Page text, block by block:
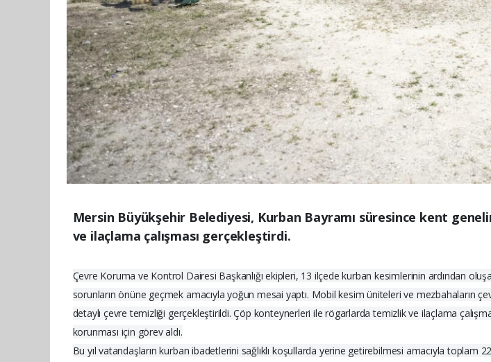
Mersin Büyükşehir Belediyesi, Kurban Bayramı süresince kent
ve ilaçlama çalışması gerçekleştirdi.
Çevre Koruma ve Kontrol Dairesi Başkanlığı ekipleri, 13 ilçede kurban kesimlerinin ardından
sorunların önüne geçmek amacıyla yoğun mesai yaptı. Mobil kesim üniteleri ve mezbahaların
detaylı çevre temizliği gerçekleştirildi. Çöp konteynerleri ile rögarlarda temizlik ve ilaçlama
korunması için görev aldı.
Bu yıl vatandaşların kurban ibadetlerini sağlıklı koşullarda yerine getirebilmesi amacıyla